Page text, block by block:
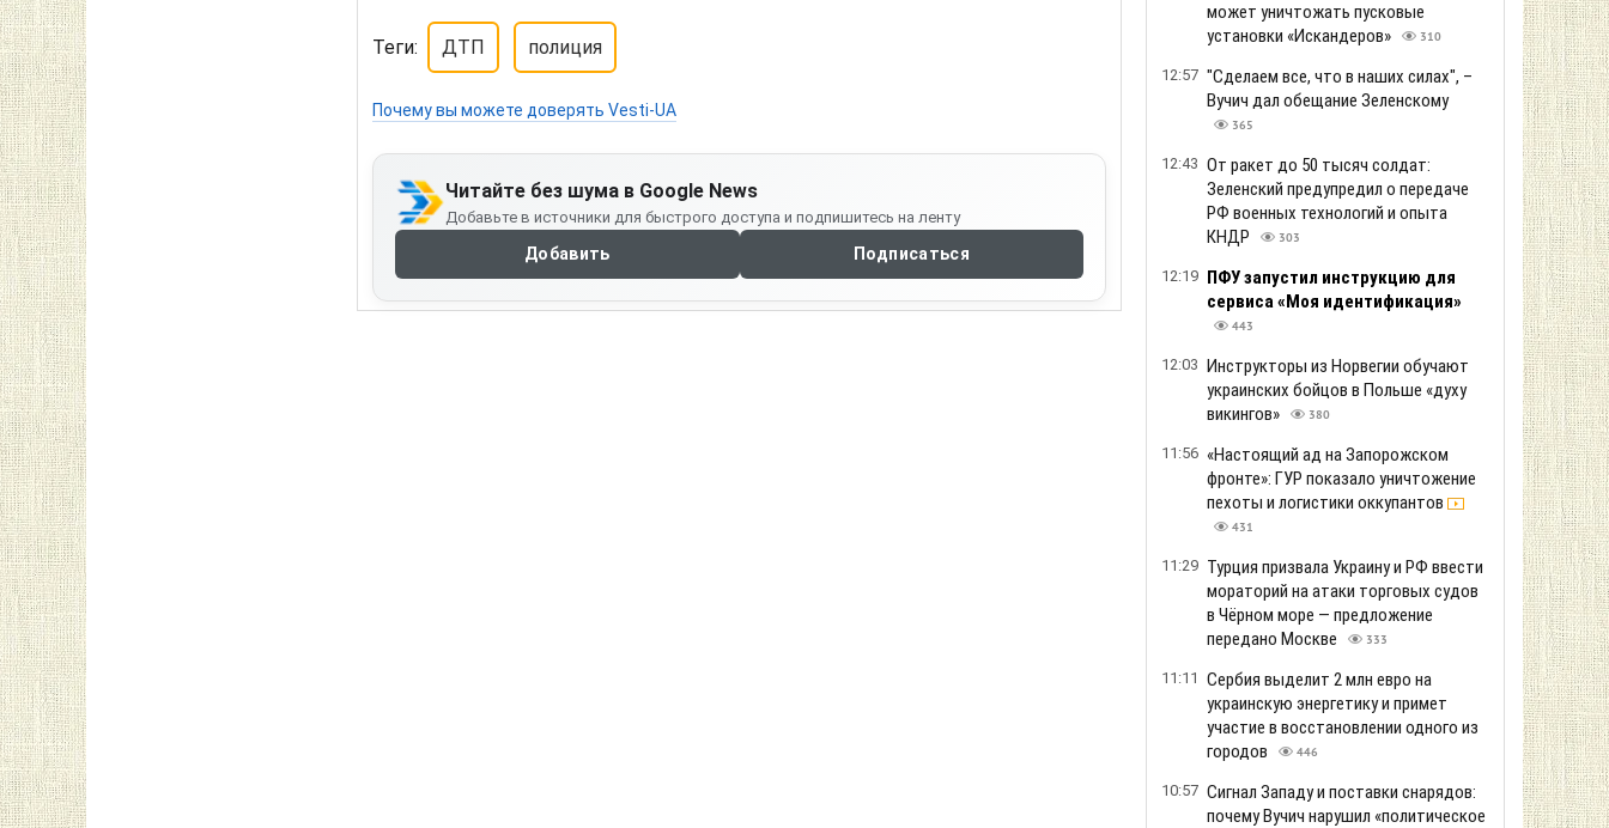
Теги: ДТП полиция
Почему вы можете доверять Vesti-UA
Читайте без шума в Google News
Добавьте в источники для быстрого доступа и подпишитесь на ленту
Добавить Подписаться
может уничтожать пусковые
установки «Искандеров»
310
12:57 "Сделаем все, что в наших силах", –
Вучич дал обещание Зеленскому
365
12:43 От ракет до 50 тысяч солдат:
Зеленский предупредил о передаче
РФ военных технологий и опыта
КНДР
303
12:19 ПФУ запустил инструкцию для
сервиса «Моя идентификация»
443
12:03 Инструкторы из Норвегии обучают
украинских бойцов в Польше «духу
викингов»
380
11:56 «Настоящий ад на Запорожском
фронте»: ГУР показало уничтожение
пехоты и логистики оккупантов
431
11:29 Турция призвала Украину и РФ ввести
мораторий на атаки торговых судов
в Чёрном море — предложение
передано Москве
333
11:11 Сербия выделит 2 млн евро на
украинскую энергетику и примет
участие в восстановлении одного из
городов
446
10:57 Сигнал Западу и поставки снарядов:
почему Вучич нарушил «политическое